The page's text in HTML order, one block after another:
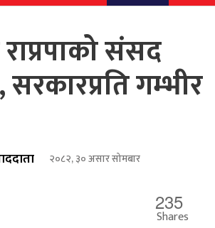
संसद
सरकारप्रति गम्भीर
२०८२, ३० असार सोमबार
235
Shares